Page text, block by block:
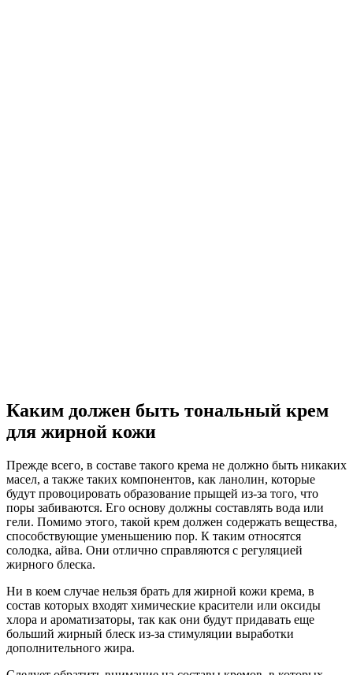
Каким должен быть тональный крем
для жирной кожи
Прежде всего, в составе такого крема не должно быть никаких
масел, а также таких компонентов, как ланолин, которые
будут провоцировать образование прыщей из-за того, что
поры забиваются. Его основу должны составлять вода или
гели. Помимо этого, такой крем должен содержать вещества,
способствующие уменьшению пор. К таким относятся
солодка, айва. Они отлично справляются с регуляцией
жирного блеска.
Ни в коем случае нельзя брать для жирной кожи крема, в
состав которых входят химические красители или оксиды
хлора и ароматизаторы, так как они будут придавать еще
больший жирный блеск из-за стимуляции выработки
дополнительного жира.